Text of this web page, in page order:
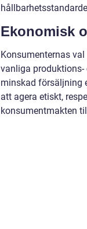
Ekonomisk
Konsumenternas
vanliga
minskad försäljning
att agera etiskt,
konsumentmakten